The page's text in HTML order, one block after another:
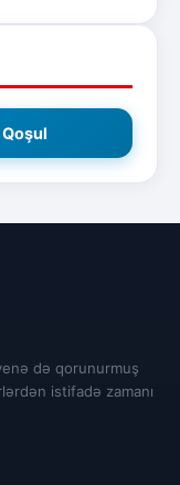
Qoşul
də qorunurmuş
istifadə zamanı